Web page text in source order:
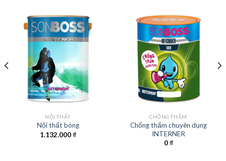
NỘI THẤT
Nội thất bóng
1.132.000₫
CHỐNG THẤM
Chống thấm chuyên dụng
INTERNER
0₫